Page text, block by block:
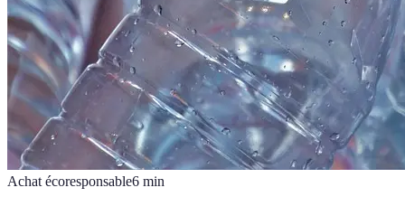
Achat écoresponsable6 min